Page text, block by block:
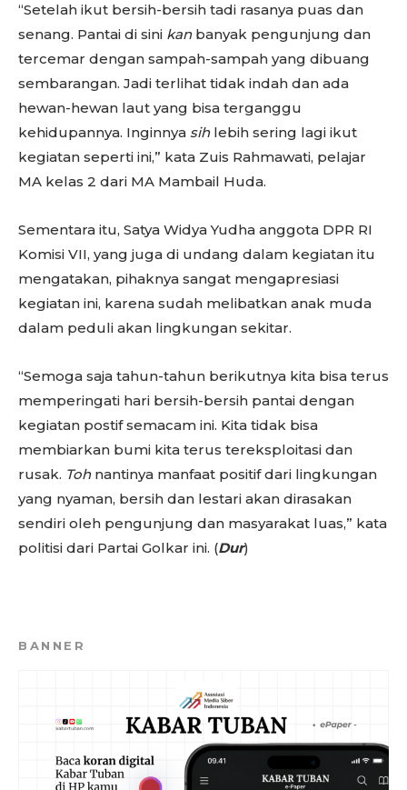
“Setelah ikut bersih-bersih tadi rasanya puas dan
senang. Pantai di sini kan banyak pengunjung dan
tercemar dengan sampah-sampah yang dibuang
sembarangan. Jadi terlihat tidak indah dan ada
hewan-hewan laut yang bisa terganggu
kehidupannya. Inginnya sihlebih sering lagi ikut
kegiatan seperti ini,” kata Zuis Rahmawati, pelajar
MA kelas 2 dari MA Mambail Huda.
Sementara itu, Satya Widya Yudha anggota DPR RI
Komisi VII, yang juga di undang dalam kegiatan itu
mengatakan, pihaknya sangat mengapresiasi
kegiatan ini, karena sudah melibatkan anak muda
dalam peduli akan lingkungan sekitar.
“Semoga saja tahun-tahun berikutnya kita bisa terus
memperingati hari bersih-bersih pantai dengan
kegiatan postif semacam ini. Kita tidak bisa
membiarkan bumi kita terus tereksploitasi dan
rusak. Tohnantinya manfaat positif dari lingkungan
yang nyaman, bersih dan lestari akan dirasakan
sendiri oleh pengunjung dan masyarakat luas,” kata
politisi dari Partai Golkar ini. (Dur)
BANNER